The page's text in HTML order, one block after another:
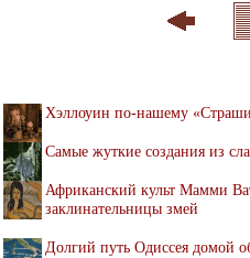
Хэллоуин по-нашему
Самые жуткие создания из
Африканский культ Мамми
заклинательницы змей
Долгий путь Одиссея домой